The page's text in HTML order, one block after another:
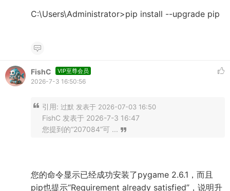
C:\Users\Administrator>pip install --upgrade pip
FishC VIP至尊会员
2026-7-3 16:50:56
引用: 过默 发表于 2026-07-03 16:50
FishC 发表于 2026-7-3 16:47
您提到的“207084”可 ...
您的命令显示已经成功安装了pygame 2.6.1，而且
pip也提示“Requirement already satisfied”，说明升